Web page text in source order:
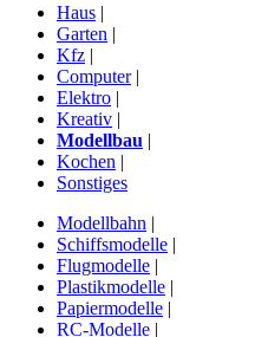
Haus |
Garten |
Kfz |
Computer|
Elektro |
Kreativ |
Modellbau |
Kochen |
Sonstiges
Modellbahn |
Schiffsmodelle |
Flugmodelle |
Plastikmodelle |
Papiermodelle |
RC-Modelle |